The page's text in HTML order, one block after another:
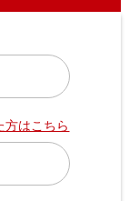
方はこちら